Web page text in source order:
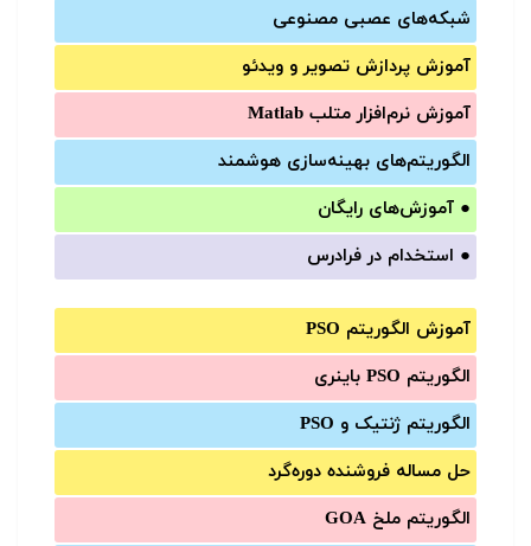
شبکه‌های عصبی مصنوعی
آموزش‌ پردازش تصویر و ویدئو
آموزش‌ نرم‌افزار متلب Matlab
الگوریتم‌های بهینه‌سازی هوشمند
● آموزش‌های رایگان
● استخدام در فرادرس
آموزش الگوریتم PSO
الگوریتم PSO باینری
الگوریتم ژنتیک و PSO
حل مساله فروشنده دوره‌گرد
الگوریتم ملخ GOA